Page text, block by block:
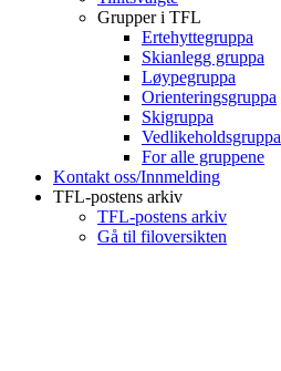
Grupper i TFL
Ertehyttegruppa
Skianlegg gruppa
Løypegruppa
Orienteringsgruppa
Skigruppa
Vedlikeholdsgruppa
For alle gruppene
Kontakt oss/Innmelding
TFL-postens arkiv
TFL-postens arkiv
Gå til filoversikten